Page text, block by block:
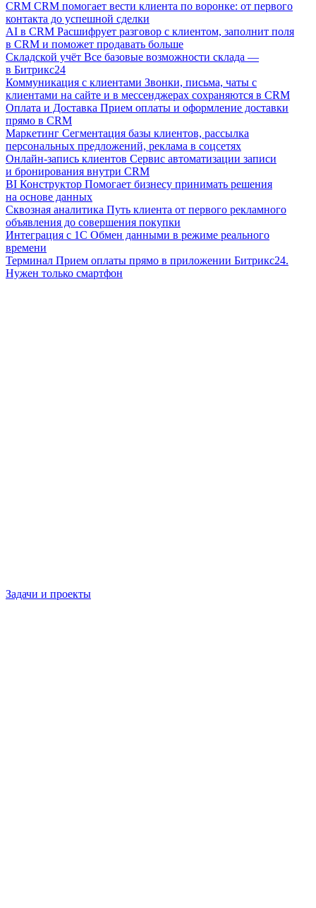
CRM CRM помогает вести клиента по воронке: от первого
контакта до успешной сделки
AI в CRM Расшифрует разговор с клиентом, заполнит поля
в CRM и поможет продавать больше
Складской учёт Все базовые возможности склада —
в Битрикс24
Коммуникация с клиентами Звонки, письма, чаты с
клиентами на сайте и в мессенджерах сохраняются в CRM
Оплата и Доставка Прием оплаты и оформление доставки
прямо в CRM
Маркетинг Сегментация базы клиентов, рассылка
персональных предложений, реклама в соцсетях
Онлайн-запись клиентов Сервис автоматизации записи
и бронирования внутри CRM
BI Конструктор Помогает бизнесу принимать решения
на основе данных
Сквозная аналитика Путь клиента от первого рекламного
объявления до совершения покупки
Интеграция с 1С Обмен данными в режиме реального
времени
Терминал Прием оплаты прямо в приложении Битрикс24.
Нужен только смартфон
Задачи и проекты